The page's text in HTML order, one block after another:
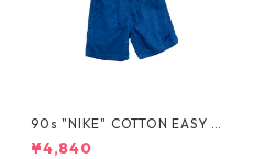
90s "NIKE" COTTON EASY S
HORTS
¥4,840